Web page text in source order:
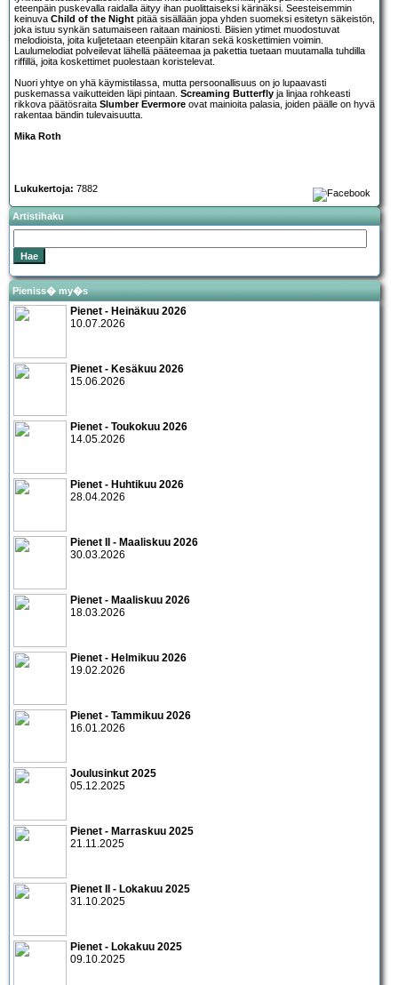
eteenpäin puskevalla raidalla äityy ihan puolittaiseksi kärinäksi. Seesteisemmin
keinuva Child of the Night pitää sisällään jopa yhden suomeksi esitetyn säkeistön,
joka istuu synkän satumaiseen raitaan mainiosti. Biisien ytimet muodostuvat
melodioista, joita kuljetetaan eteenpäin kitaran sekä koskettimien voimin.
Laulumelodiat polveilevat lähellä pääteemaa ja pakettia tuetaan muutamalla tuhdilla
riffillä, joita koskettimet puolestaan koristelevat.
Nuori yhtye on yhä käymistilassa, mutta persoonallisuus on jo lupaavasti
puskemassa vaikutteiden läpi pintaan. Screaming Butterfly ja linjaa rohkeasti
rikkova päätösraita Slumber Evermore ovat mainioita palasia, joiden päälle on hyvä
rakentaa bändin tulevaisuutta.
Mika Roth
Lukukertoja: 7882
Artistihaku
Pieniss� my�s
Pienet - Heinäkuu 2026
10.07.2026
Pienet - Kesäkuu 2026
15.06.2026
Pienet - Toukokuu 2026
14.05.2026
Pienet - Huhtikuu 2026
28.04.2026
Pienet II - Maaliskuu 2026
30.03.2026
Pienet - Maaliskuu 2026
18.03.2026
Pienet - Helmikuu 2026
19.02.2026
Pienet - Tammikuu 2026
16.01.2026
Joulusinkut 2025
05.12.2025
Pienet - Marraskuu 2025
21.11.2025
Pienet II - Lokakuu 2025
31.10.2025
Pienet - Lokakuu 2025
09.10.2025